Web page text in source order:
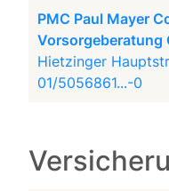
PMC Paul Mayer
Vorsorgeberatung
Hietzinger
01/5056861...-0